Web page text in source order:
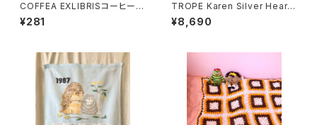
COFFEA EXLIBRISコーヒーバ
ッグ
¥281
TROPE Karen Silver Heart
Charm × silver925 Necklac
e
¥8,690